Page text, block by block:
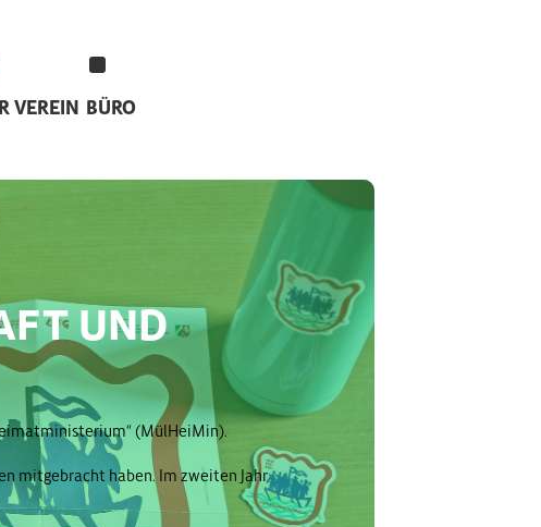
VEREIN BÜRO
UND
(MülHeiMin).
mitgebracht haben. Im zweiten Jahr